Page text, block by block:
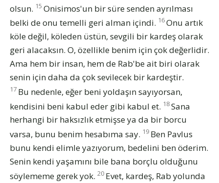
olsun. 15 Onisimos'un bir süre senden ayrılması
belki de onu temelli geri alman içindi. 16Onu artık
köle değil, köleden üstün, sevgili bir kardeş olarak
geri alacaksın. O, özellikle benim için çok değerlidir.
Ama hem bir insan, hem de Rab'be ait biri olarak
senin için daha da çok sevilecek bir kardeştir.
17 Bu nedenle, eğer beni yoldaşın sayıyorsan,
kendisini beni kabul eder gibi kabul et. 18Sana
herhangi bir haksızlık etmişse ya da bir borcu
varsa, bunu benim hesabıma say. 19 Ben Pavlus
bunu kendi elimle yazıyorum, bedelini ben öderim.
Senin kendi yaşamını bile bana borçlu olduğunu
söylememe gerek yok. 20 Evet, kardeş, Rab yolunda